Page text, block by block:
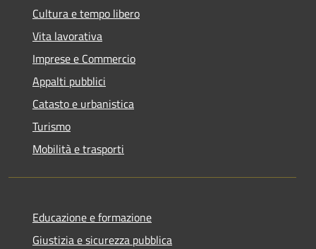
Cultura e tempo libero
Vita lavorativa
Imprese e Commercio
Appalti pubblici
Catasto e urbanistica
Turismo
Mobilità e trasporti
Educazione e formazione
Giustizia e sicurezza pubblica